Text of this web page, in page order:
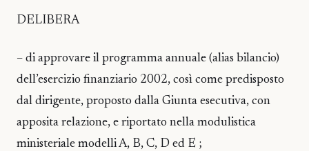
DELIBERA
– di approvare il programma annuale (alias bilancio)
dell’esercizio finanziario 2002, così come predisposto
dal dirigente, proposto dalla Giunta esecutiva, con
apposita relazione, e riportato nella modulistica
ministeriale modelli A, B, C, D ed E ;